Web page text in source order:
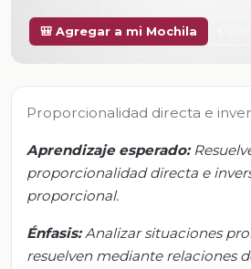
🎒 Agregar a mi Mochila
Proporcionalidad directa e
Aprendizaje esperado:
proporcionalidad directa e
proporcional.
Énfasis:Analizar situaciones
resuelven mediante relaciones